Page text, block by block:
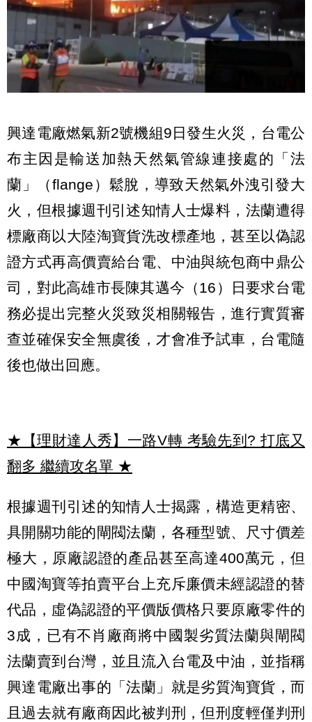
興達電廠燃氣新2號機組9日發生火災，台電公
布主因是輸送加熱天然氣管線連接處的「法
蘭」（flange）鬆脫，導致天然氣外洩引發大
火，但根據週刊引述知情人士爆料，法蘭遭得
標廠商以大陸淘寶貨洗改標產地，甚至以偽認
證方式再高價賣給台電、中油與統包商中鼎公
司，對此高雄市長陳其邁今（16）日要求台電
務必提出完整火災致災相關報告，進行實質審
查並確保安全無虞後，才會准予試車，台電隨
後也做出回應。
★【理財達人秀】一路V轉 考驗先到? 打底又
翻多 繼續攻名單 ★
根據週刊引述的知情人士揭露，構造更精密、
具開關功能的閘閥法蘭，各種型號、尺寸價差
極大，原廠認證的產品甚至高達400萬元，但
中國淘寶等拍賣平台上充斥廉價未經認證的替
代品，虛偽認證的平價版價格只要原廠零件的
3成，已有不肖廠商將中國製劣質法蘭與閘閥
法蘭賣到台灣，並且流入台電及中油，並指稱
興達電廠出事的「法蘭」就是劣質淘寶貨，而
且過去就有廠商因此被判刑，但刑度輕僅判刑